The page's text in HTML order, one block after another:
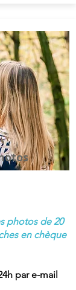
photos de 20
en chèque
par e-mail